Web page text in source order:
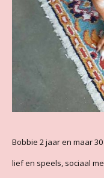
Bobbie 2 jaar en maar
lief en speels, sociaal